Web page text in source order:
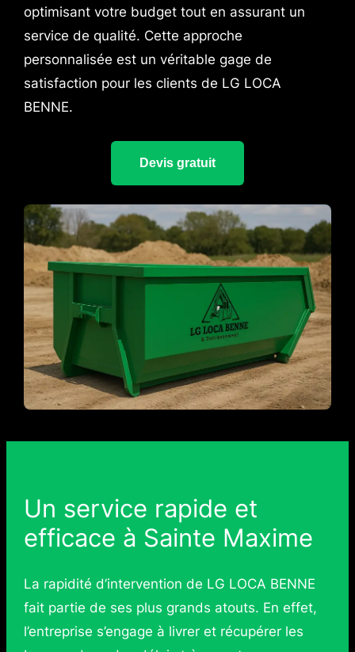
optimisant votre budget tout en assurant un
service de qualité. Cette approche
personnalisée est un véritable gage de
satisfaction pour les clients de LG LOCA
BENNE.
Devis gratuit
Un service rapide et
efficace à Sainte Maxime
La rapidité d’intervention de LG LOCA BENNE
fait partie de ses plus grands atouts. En effet,
l’entreprise s’engage à livrer et récupérer les